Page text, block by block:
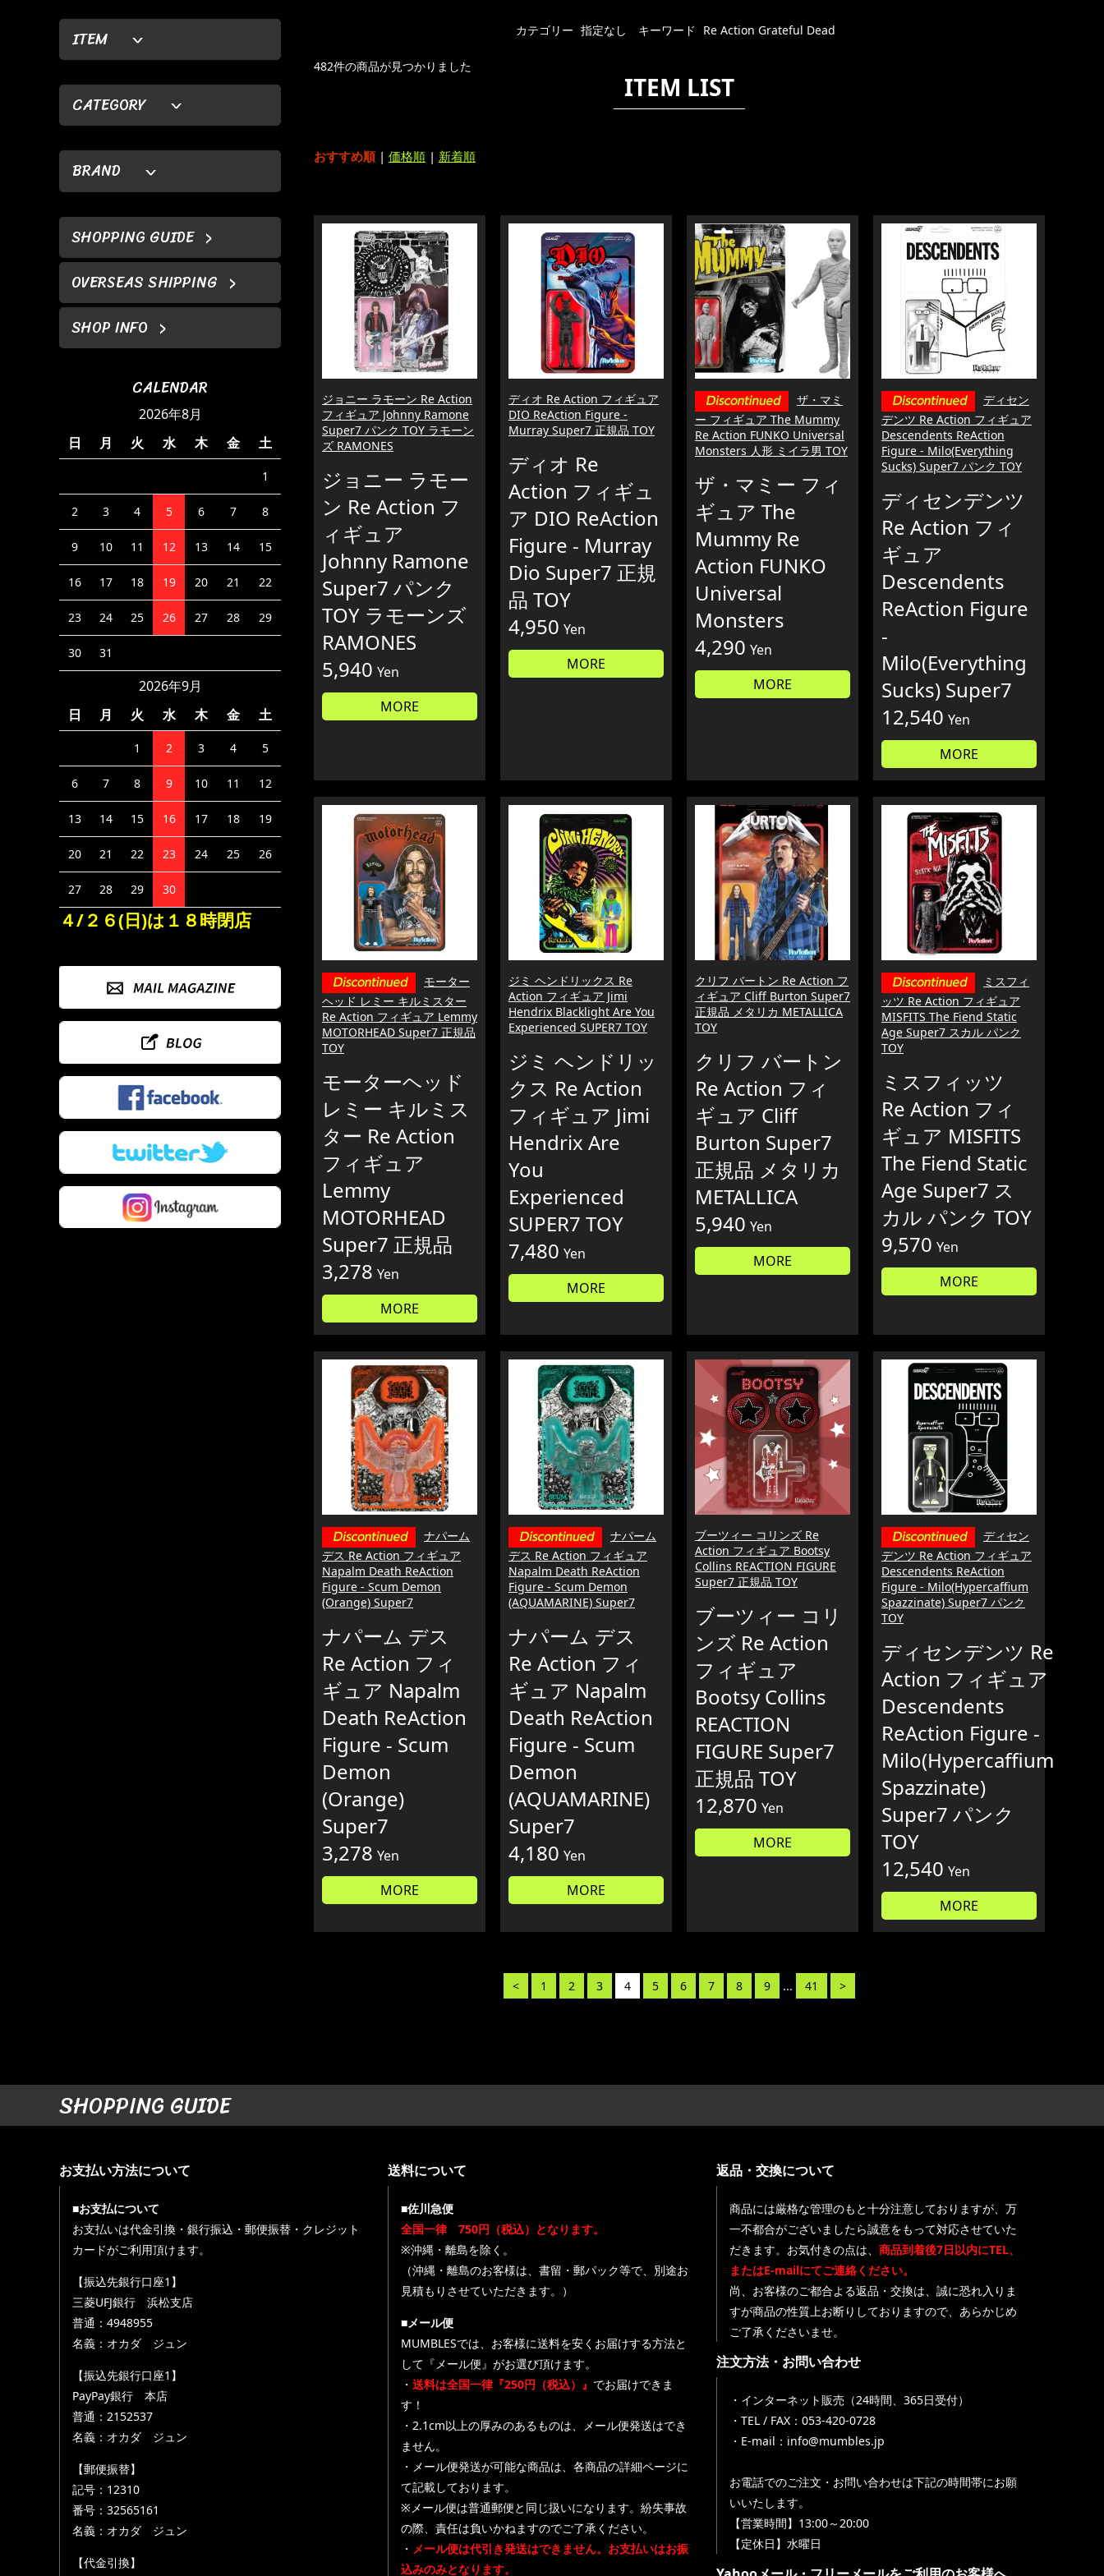
ITEM
CATEGORY
BRAND
SHOPPING GUIDE
OVERSEAS SHIPPING
SHOP INFO
CALENDAR
2026年8月
日
月 火 水 木 金 土
1
2 3 4 5 6 7 8
9 10 11 12 13 14 15
16 17 18 19 20 21 22
23 24 25 26 27 28 29
30 31
2026年9月
日
月 火 水 木 金 土
1 2 3 4 5
6 7 8 9 10 11 12
13 14 15 16 17 18 19
20 21 22 23 24 25 26
27 28 29 30
４/２６(日)は１８時閉店
カテゴリー 指定なし キーワード Re Action Grateful Dead
482件の商品が見つかりました
ITEM LIST
おすすめ順| 価格順 | 新着順
ジョニー ラモーン Re Action
フィギュア Johnny Ramone
Super7 パンク TOY ラモーン
ズ RAMONES
ジョニー ラモー
ン Re Action フ
ィギュア
Johnny Ramone
Super7 パンク
TOY ラモーンズ
RAMONES
5,940 Yen
MORE
ディオ Re Action フィギュア
DIO ReAction Figure -
Murray Super7 正規品 TOY
ディオ Re
Action フィギュ
ア DIO ReAction
Figure - Murray
Dio Super7 正規
品 TOY
4,950 Yen
MORE
ザ・マミ
ー フィギュア The Mummy
Re Action FUNKO Universal
Monsters 人形 ミイラ男 TOY
ザ・マミー フィ
ギュア The
Mummy Re
Action FUNKO
Universal
Monsters
4,290 Yen
MORE
ディセン
デンツ Re Action フィギュア
Descendents ReAction
Figure - Milo(Everything
Sucks) Super7 パンク TOY
ディセンデンツ
Re Action フィ
ギュア
Descendents
ReAction Figure
-
Milo(Everything
Sucks) Super7
12,540 Yen
MORE
モーター
ヘッド レミー キルミスター
Re Action フィギュア Lemmy
MOTORHEAD Super7 正規品
TOY
モーターヘッド
レミー キルミス
ター Re Action
フィギュア
Lemmy
MOTORHEAD
Super7 正規品
3,278 Yen
MORE
ジミ ヘンドリックス Re
Action フィギュア Jimi
Hendrix Blacklight Are You
Experienced SUPER7 TOY
ジミ ヘンドリッ
クス Re Action
フィギュア Jimi
Hendrix Are
You
Experienced
SUPER7 TOY
7,480 Yen
MORE
クリフ バートン Re Action フ
ィギュア Cliff Burton Super7
正規品 メタリカ METALLICA
TOY
クリフ バートン
Re Action フィ
ギュア Cliff
Burton Super7
正規品 メタリカ
METALLICA
5,940 Yen
MORE
ミスフィ
ッツ Re Action フィギュア
MISFITS The Fiend Static
Age Super7 スカル パンク
TOY
ミスフィッツ
Re Action フィ
ギュア MISFITS
The Fiend Static
Age Super7 ス
カル パンク TOY
9,570 Yen
MORE
ナパーム
デス Re Action フィギュア
Napalm Death ReAction
Figure - Scum Demon
(Orange) Super7
ナパーム デス
Re Action フィ
ギュア Napalm
Death ReAction
Figure - Scum
Demon
(Orange)
Super7
3,278 Yen
MORE
ナパーム
デス Re Action フィギュア
Napalm Death ReAction
Figure - Scum Demon
(AQUAMARINE) Super7
ナパーム デス
Re Action フィ
ギュア Napalm
Death ReAction
Figure - Scum
Demon
(AQUAMARINE)
Super7
4,180 Yen
MORE
ブーツィー コリンズ Re
Action フィギュア Bootsy
Collins REACTION FIGURE
Super7 正規品 TOY
ブーツィー コリ
ンズ Re Action
フィギュア
Bootsy Collins
REACTION
FIGURE Super7
正規品 TOY
12,870 Yen
MORE
ディセン
デンツ Re Action フィギュア
Descendents ReAction
Figure - Milo(Hypercaffium
Spazzinate) Super7 パンク
TOY
ディセンデンツ Re
Action フィギュア
Descendents
ReAction Figure -
Milo(Hypercaffium
Spazzinate)
Super7 パンク
TOY
12,540 Yen
MORE
< 1 2 3 4 5 6 7 8 9 ... 41 >
SHOPPING GUIDE
お支払い方法について
■お支払について
お支払いは代金引換・銀行振込・郵便振替・クレジット
カードがご利用頂けます。
【振込先銀行口座1】
三菱UFJ銀行 浜松支店
普通：4948955
名義：オカダ ジュン
【振込先銀行口座1】
PayPay銀行 本店
普通：2152537
名義：オカダ ジュン
【郵便振替】
記号：12310
番号：32565161
名義：オカダ ジュン
【代金引換】
送料について
■佐川急便
全国一律 750円（税込）となります。
※沖縄・離島を除く。
（沖縄・離島のお客様は、書留・郵パック等で、別途お
見積もりさせていただきます。）
■メール便
MUMBLESでは、お客様に送料を安くお届けする方法と
して『メール便』がお選び頂けます。
・ 送料は全国一律『250円（税込）』 でお届けできま
す！
・2.1cm以上の厚みのあるものは、メール便発送はでき
ません。
・メール便発送が可能な商品は、各商品の詳細ページに
て記載しております。
※メール便は普通郵便と同じ扱いになります。紛失事故
の際、責任は負いかねますのでご了承ください。
・ メール便は代引き発送はできません。お支払いはお振
込みのみとなります。
返品・交換について
商品には厳格な管理のもと十分注意しておりますが、万
一不都合がございましたら誠意をもって対応させていた
だきます。お気付きの点は、 商品到着後7日以内にTEL、
またはE-mailにてご連絡ください。
尚、お客様のご都合よる返品・交換は、誠に恐れ入りま
すが商品の性質上お断りしておりますので、あらかじめ
ご了承くださいませ。
注文方法・お問い合わせ
・インターネット販売（24時間、365日受付）
・TEL / FAX：053-420-0728
・E-mail：info@mumbles.jp
お電話でのご注文・お問い合わせは下記の時間帯にお願
いいたします。
【営業時間】13:00～20:00
【定休日】水曜日